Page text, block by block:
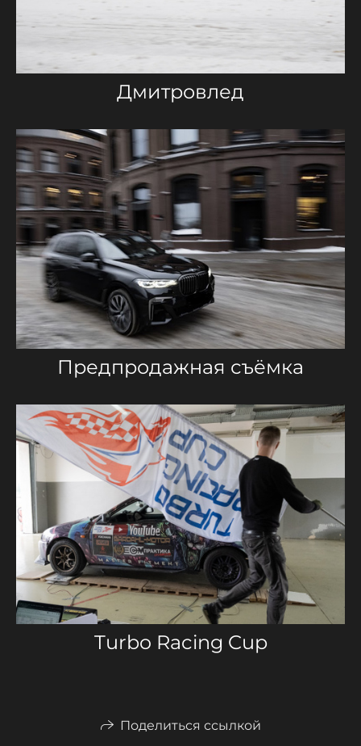
Дмитровлед
Предпродажная съёмка
Turbo Racing Cup
Поделиться ссылкой